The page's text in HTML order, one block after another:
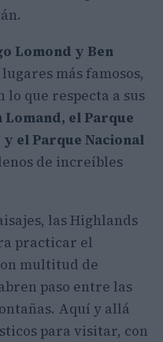
Lomond y Ben
más famosos,
lo que respecta a sus
Lomand, el Parque
el Parque Nacional
de increíbles
las Highlands
practicar el
multitud de
paso entre las
Aquí y allá
para visitar, con